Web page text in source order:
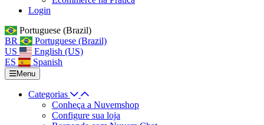
Login
Portuguese (Brazil)
BR
Portuguese (Brazil)
US
English (US)
ES
Spanish
Menu
Categorias
Conheça a Nuvemshop
Configure sua loja